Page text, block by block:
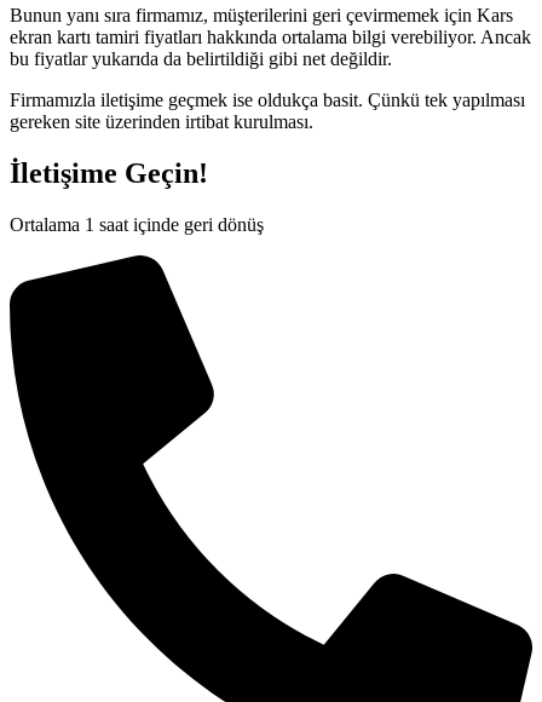
Bunun yanı sıra firmamız, müşterilerini geri çevirmemek için Kars
ekran kartı tamiri fiyatları hakkında ortalama bilgi verebiliyor. Ancak
bu fiyatlar yukarıda da belirtildiği gibi net değildir.
Firmamızla iletişime geçmek ise oldukça basit. Çünkü tek yapılması
gereken site üzerinden irtibat kurulması.
İletişime Geçin!
Ortalama 1 saat içinde geri dönüş